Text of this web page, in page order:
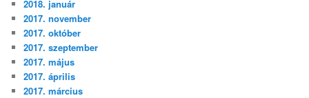
2018. január
2017. november
2017. október
2017. szeptember
2017. május
2017. április
2017. március